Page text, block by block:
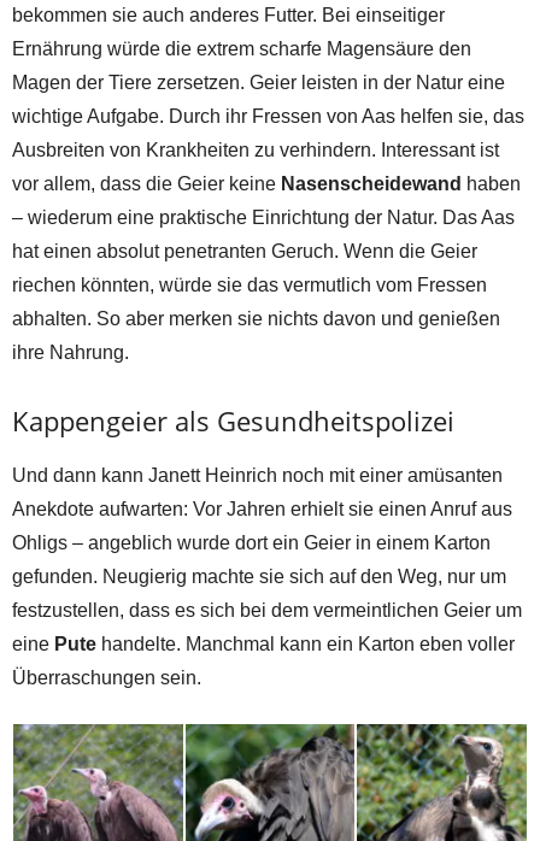
bekommen sie auch anderes Futter. Bei einseitiger
Ernährung würde die extrem scharfe Magensäure den
Magen der Tiere zersetzen. Geier leisten in der Natur eine
wichtige Aufgabe. Durch ihr Fressen von Aas helfen sie, das
Ausbreiten von Krankheiten zu verhindern. Interessant ist
vor allem, dass die Geier keine Nasenscheidewand haben
– wiederum eine praktische Einrichtung der Natur. Das Aas
hat einen absolut penetranten Geruch. Wenn die Geier
riechen könnten, würde sie das vermutlich vom Fressen
abhalten. So aber merken sie nichts davon und genießen
ihre Nahrung.
Kappengeier als Gesundheitspolizei
Und dann kann Janett Heinrich noch mit einer amüsanten
Anekdote aufwarten: Vor Jahren erhielt sie einen Anruf aus
Ohligs – angeblich wurde dort ein Geier in einem Karton
gefunden. Neugierig machte sie sich auf den Weg, nur um
festzustellen, dass es sich bei dem vermeintlichen Geier um
eine Pute handelte. Manchmal kann ein Karton eben voller
Überraschungen sein.